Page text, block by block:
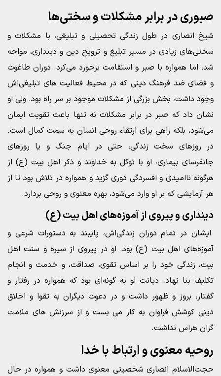
صبوری در برابر مشکلات و سختی‌ها
شیخ انصاری در طول زندگی تحصیلی و تبلیغی، با مشکلات و
سختی‌های زیادی در مسیر تبلیغ و ترویج دین و دینداری، مواجه
شد، اما همواره با صبر و استقامت برخورد می‌کرد. دوران طاغوت
و فضای ضد فرهنگ دینی که در محیط فعالیت های تبلیغی‌اش
وجود داشت، بخش بزرگی از مشکلات موجود بر سر راه بود. ولی او
نشان داد که صبر در برابر مشکلات نه تنها باعث تقویت ایمان
می‌شود، بلکه راهی برای ارتقاء روحی انسان به سمت کمال است.
در روزهای سخت زندگی، حتی در ایام جنگ و یا روزهای
جانفرسای بیماری، او با توکل به خداوند و ذکر اهل بیت (ع) از
هرگونه ناامیدی و افسردگی دوری گزید و همواره در تلاش بود تا از
هر آزمایشی که بر او وارد می‌شود، بهره معنوی و روحی بردارد.
دینداری و پیروی از آموزه‌های اهل بیت (ع)
ایشان در تمام دوران زندگی‌اش، پایبند به دستورات شرعی و
آموزه‌های اهل بیت (ع) بود. او در پیروی از سیره و سنت اهل
بیت، زندگی خود را بر اساس تقوی، صداقت، و خدمت و انجام
تکلیف بنا نهاد. دیانت او به گونه‌ای بود که همواره در رفتار و
گفتار، بروز و ظهور داشت و در دعوت دیگران به تقوا و اخلاق
دینی کوشش فراوان به کار می بست و از سرزنش های ملامت
گران هراس نداشت.
روحیه معنوی و ارتباط با خدا
حجت‌الاسلام انصاری شخصیتی معنوی داشت و همواره در حال